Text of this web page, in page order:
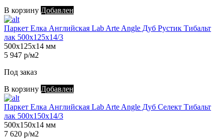
В корзину Добавлен
Паркет Елка Английская Lab Arte Angle Дуб Рустик Тибальт
лак 500х125х14/3
500х125х14 мм
5 947 р/м2
Под заказ
В корзину Добавлен
Паркет Елка Английская Lab Arte Angle Дуб Селект Тибальт
лак 500х150х14/3
500х150х14 мм
7 620 р/м2